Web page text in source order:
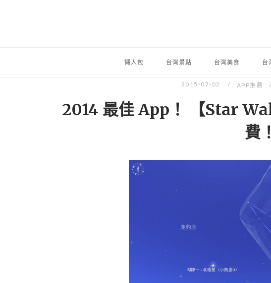
懶人包 台灣景點 台灣美食 台
2015-07-02 APP推薦
2014 最佳 App！ 【Star
費！